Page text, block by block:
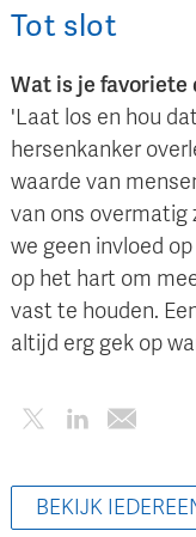
Tot slot
Wat is je favoriete
'Laat los en hou
hersenkanker
waarde van
van ons overmatig
we geen invloed
op het hart om
vast te houden.
altijd erg gek op
BEKIJK